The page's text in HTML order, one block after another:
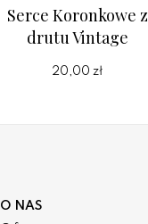
Serce Koronkowe z
drutu Vintage
20,00 zł
O NAS